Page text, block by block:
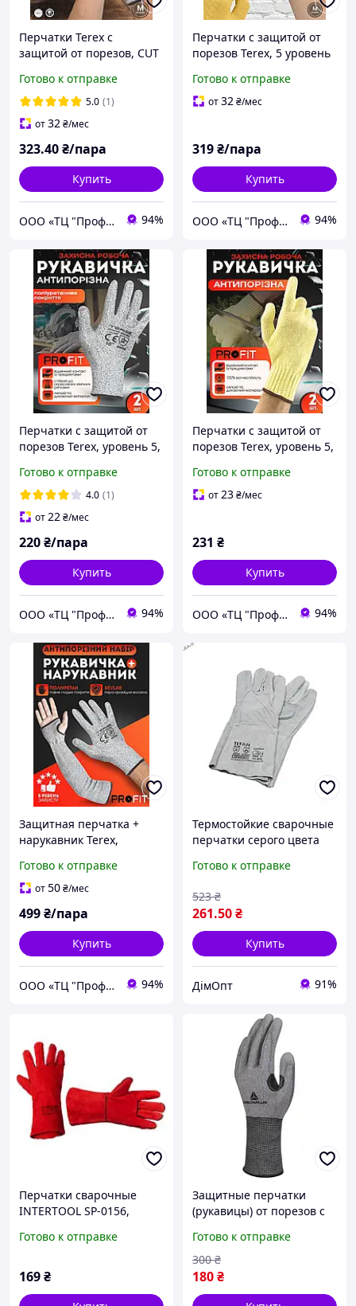
Перчатки Terex с
защитой от порезов, CUT
полиуретановым
покрытием, размер М
Готово к отправке
5.0 (1)
от32₴/мес
323.40₴/пара
Купить
ООО «ТЦ "Профит"» 94%
Перчатки с защитой от
порезов Terex, 5 уровень
перчатки, перчатки для
огорода, размер М
Готово к отправке
от32₴/мес
319₴/пара
Купить
ООО «ТЦ "Профит"» 94%
Перчатки с защитой от
порезов Terex, уровень 5,
покрытие, перчатки для
огорода
Готово к отправке
4.0 (1)
от22₴/мес
220₴/пара
Купить
ООО «ТЦ "Профит"» 94%
Перчатки с защитой от
порезов Terex, уровень 5,
для огорода
Готово к отправке
от23₴/мес
231 ₴
Купить
ООО «ТЦ "Профит"» 94%
Защитная перчатка +
нарукавник Terex,
покрытие полиуретан
Готово к отправке
от50₴/мес
499₴/пара
Купить
ООО «ТЦ "Профит"» 94%
Термостойкие сварочные
перчатки серого цвета
рук при работе с
Готово к отправке
261.50₴
523 ₴
Купить
ДімОпт 91%
Перчатки сварочные
INTERTOOL SP-0156,
термостойкие краги для
металлом
Готово к отправке
169₴
Защитные перчатки
(рукавицы) от порезов с
покрытием Delta Plus
VENICUT
Готово к отправке
180₴
300 ₴